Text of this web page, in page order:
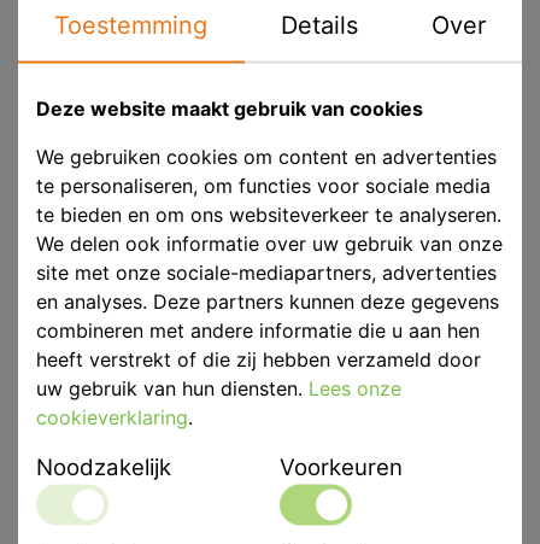
p/st
prijs op
aanvraag
p/st
prijs op
Olievrij Silent Model
DK50 2VS
p/st
prijs op
aanvraag
Olievrij 80 l/min Excl.
Droger
P/st
prijs op
aanvraag
1 pagina
Toestemming Details Over
Deze website maakt gebruik van cookies
We gebruiken cookies om content en advertenties
te personaliseren, om functies voor sociale media
te bieden en om ons websiteverkeer te analyseren.
We delen ook informatie over uw gebruik van onze
site met onze sociale-mediapartners, advertenties
en analyses. Deze partners kunnen deze gegevens
combineren met andere informatie die u aan hen
heeft verstrekt of die zij hebben verzameld door
uw gebruik van hun diensten. Lees onze
cookieverklaring.
Noodzakelijk Voorkeuren